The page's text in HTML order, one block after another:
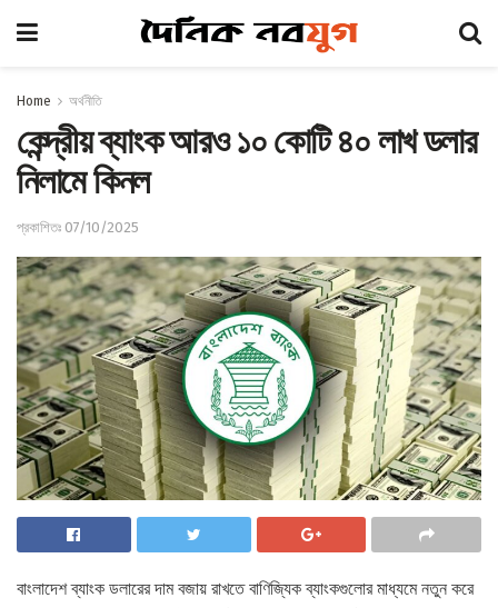
Home অর্থনীতি
কেন্দ্রীয় ব্যাংক আরও ১০ কোটি ৪০ লাখ ডলার
নিলামে কিনল
প্রকাশিতঃ 07/10/2025
বাংলাদেশ ব্যাংক ডলারের দাম বজায় রাখতে বাণিজ্যিক ব্যাংকগুলোর মাধ্যমে নতুন করে